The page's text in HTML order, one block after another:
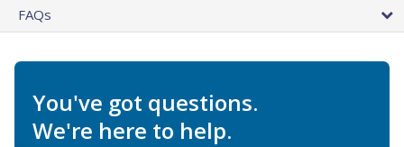
FAQs
You've got questions.
We're here to help.